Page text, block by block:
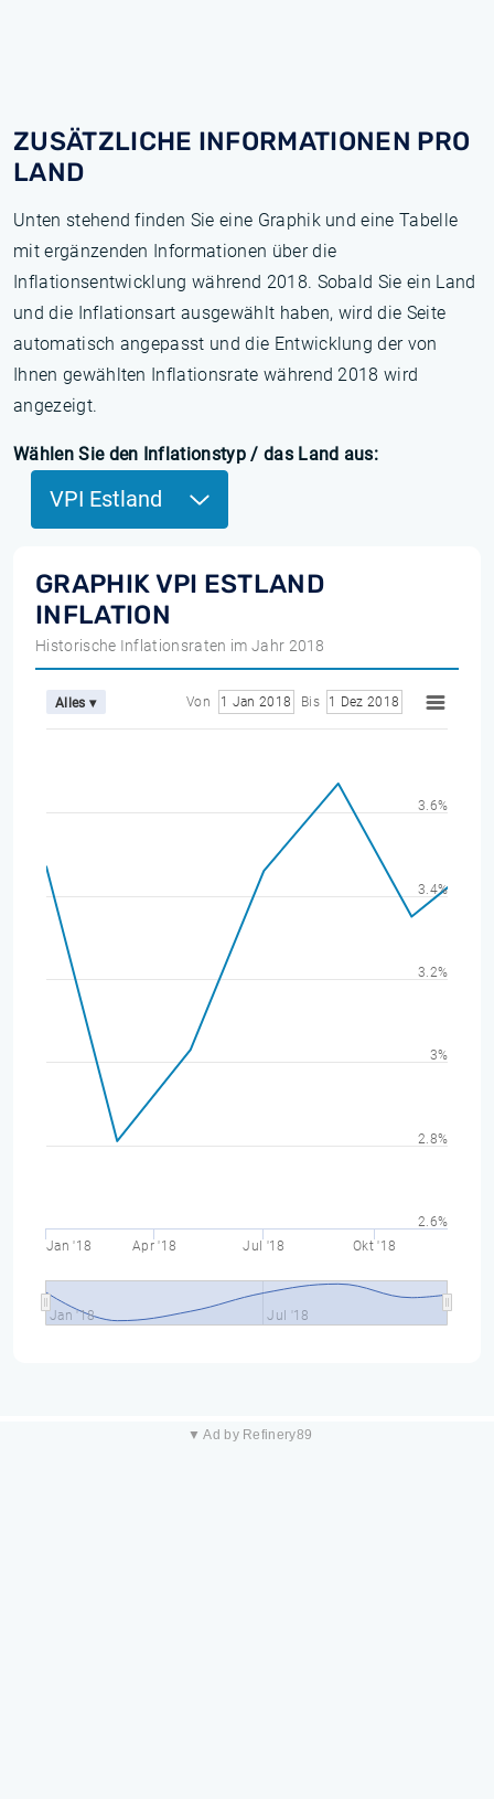
ZUSÄTZLICHE INFORMATIONEN PRO
LAND
Unten stehend finden Sie eine Graphik und eine Tabelle
mit ergänzenden Informationen über die
Inflationsentwicklung während 2018. Sobald Sie ein Land
und die Inflationsart ausgewählt haben, wird die Seite
automatisch angepasst und die Entwicklung der von
Ihnen gewählten Inflationsrate während 2018 wird
angezeigt.
Wählen Sie den Inflationstyp / das Land aus:
VPI Estland
GRAPHIK VPI ESTLAND
INFLATION
Historische Inflationsraten im Jahr 2018
Alles ▾ Von 1 Jan 2018 Bis 1 Dez 2018
Jan '18 Apr '18 Jul '18 Okt '18
Jan '18 Jul '18
2.8%
3%
3.2%
3.4%
3.6%
2.6%
▼ Ad by Refinery89